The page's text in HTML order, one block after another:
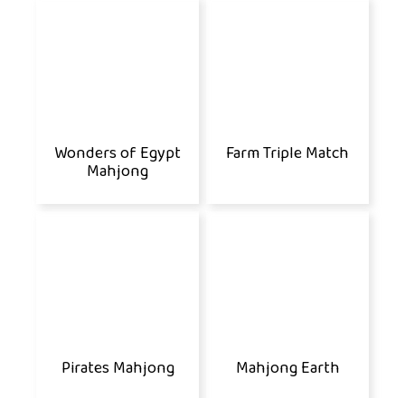
Wonders of Egypt
Mahjong
Farm Triple Match
Pirates Mahjong Mahjong Earth